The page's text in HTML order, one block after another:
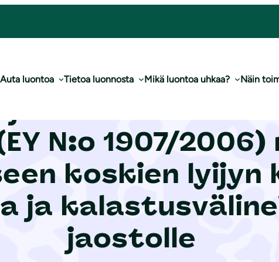
Auta luontoa Tietoa luonnosta Mikä luontoa uhkaa? Näin
rajoitukseen koskien lyijyn käyttöä ammuksissa ja kalastusvälineissä EU23-jaostolle
N:o 1907/2006)
koskien
ja
jaostolle